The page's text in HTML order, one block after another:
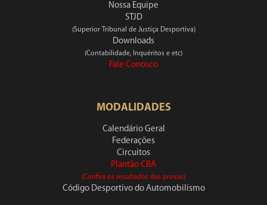
Nossa Equipe
STJD
(Superior Tribunal de Justiça Desportiva)
Downloads
(Contabilidade, Inquéritos e etc)
Fale Conosco
MODALIDADES
Calendário Geral
Federações
Circuitos
Plantão CBA
(Confira os resultados das provas)
Código Desportivo do Automobilismo